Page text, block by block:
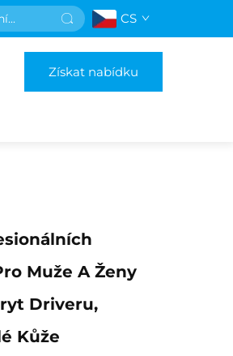
CS
Získat nabídku
Muže A Ženy
Driveru,
Kůže